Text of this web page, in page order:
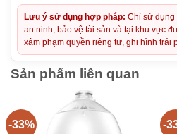
Lưu ý sử dụng hợp pháp: Chỉ sử dụng
an ninh, bảo vệ tài sản và tại khu vực
xâm phạm quyền riêng tư, ghi hình trái
Sản phẩm liên quan
-33% -